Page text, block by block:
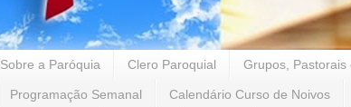
Sobre a Paróquia Clero Paroquial Grupos, Pastorais
Programação Semanal Calendário Curso de Noivos